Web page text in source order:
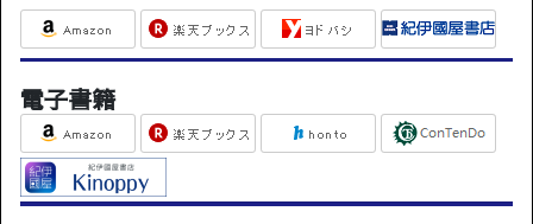
電子書籍